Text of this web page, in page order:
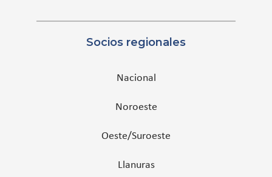
Socios regionales
Nacional
Noroeste
Oeste/Suroeste
Llanuras